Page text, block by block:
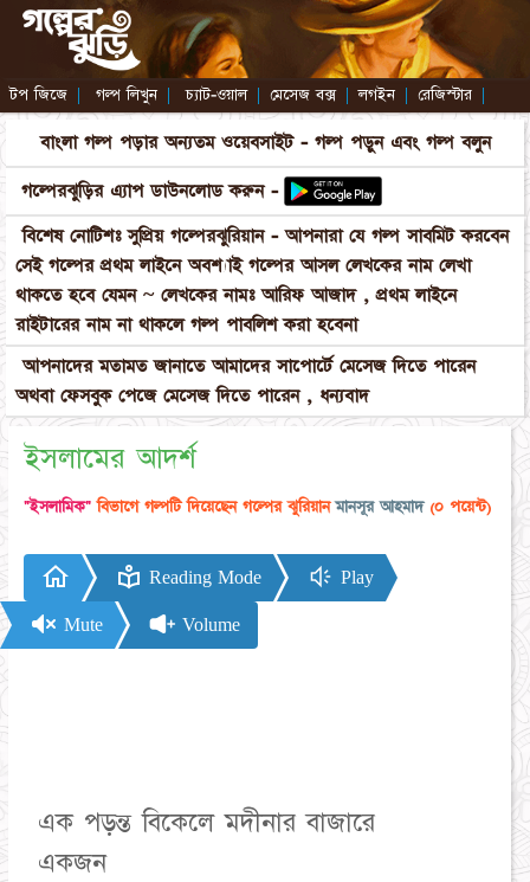
টপ জিজে | গল্প লিখুন | চ্যাট-ওয়াল | মেসেজ বক্স | লগইন | রেজিস্টার |
বাংলা গল্প পড়ার অন্যতম ওয়েবসাইট - গল্প পড়ুন এবং গল্প বলুন
গল্পেরঝুড়ির এ্যাপ ডাউনলোড করুন -
বিশেষ নোটিশঃ সুপ্রিয় গল্পেরঝুরিয়ান - আপনারা যে গল্প সাবমিট করবেন
সেই গল্পের প্রথম লাইনে অবশ্যাই গল্পের আসল লেখকের নাম লেখা
থাকতে হবে যেমন ~ লেখকের নামঃ আরিফ আজাদ , প্রথম লাইনে
রাইটারের নাম না থাকলে গল্প পাবলিশ করা হবেনা
আপনাদের মতামত জানাতে আমাদের সাপোর্টে মেসেজ দিতে পারেন
অথবা ফেসবুক পেজে মেসেজ দিতে পারেন , ধন্যবাদ
ইসলামের আদর্শ
"ইসলামিক" বিভাগে গল্পটি দিয়েছেন গল্পের ঝুরিয়ানমানসূর আহমাদ (০ পয়েন্ট)
Reading Mode Play
Mute Volume
এক পড়ন্ত বিকেলে মদীনার বাজারে
একজন